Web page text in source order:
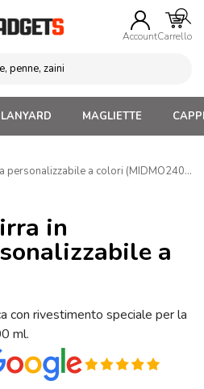
AccountCarrello
LANYARD MAGLIETTE
personalizzabile a colori (MIDMO2406)
in
a
con rivestimento speciale per la
ml.